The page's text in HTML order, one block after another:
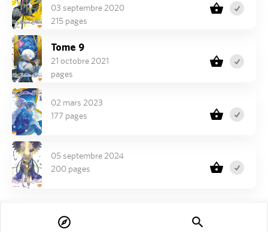
explore search
03 septembre 2020
215 pages
Tome 9
21 octobre 2021
pages
02 mars 2023
177 pages
05 septembre 2024
200 pages